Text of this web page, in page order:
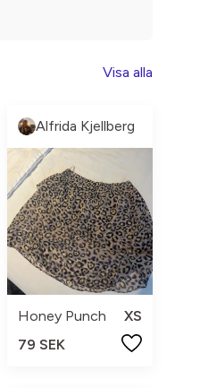
Visa alla
Alfrida Kjellberg
Honey Punch
XS
79 SEK